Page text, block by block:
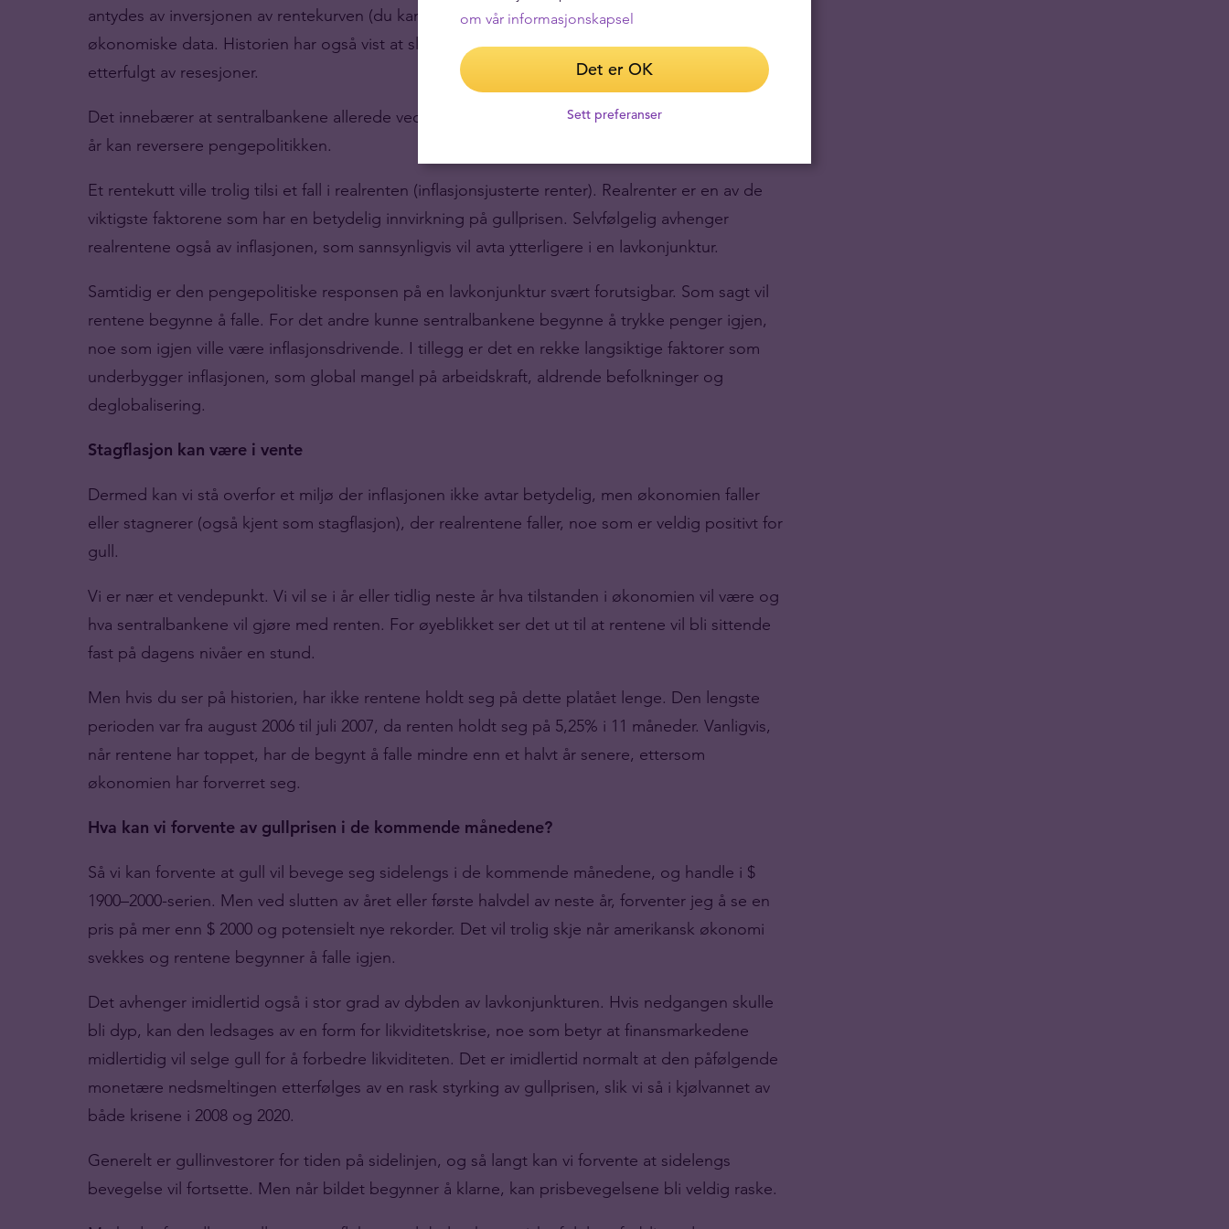
antydes av inversjonen av rentekurven (du kan lese mer om det her) og til en viss grad av
økonomiske data. Historien har også vist at slike raske rentehevinger tradisjonelt har blitt
etterfulgt av resesjoner.
Det innebærer at sentralbankene allerede ved utgangen av dette året eller i første halvår neste
år kan reversere pengepolitikken.
Et rentekutt ville trolig tilsi et fall i realrenten (inflasjonsjusterte renter). Realrenter er en av de
viktigste faktorene som har en betydelig innvirkning på gullprisen. Selvfølgelig avhenger
realrentene også av inflasjonen, som sannsynligvis vil avta ytterligere i en lavkonjunktur.
Samtidig er den pengepolitiske responsen på en lavkonjunktur svært forutsigbar. Som sagt vil
rentene begynne å falle. For det andre kunne sentralbankene begynne å trykke penger igjen,
noe som igjen ville være inflasjonsdrivende. I tillegg er det en rekke langsiktige faktorer som
underbygger inflasjonen, som global mangel på arbeidskraft, aldrende befolkninger og
deglobalisering.
Stagflasjon kan være i vente
Dermed kan vi stå overfor et miljø der inflasjonen ikke avtar betydelig, men økonomien faller
eller stagnerer (også kjent som stagflasjon), der realrentene faller, noe som er veldig positivt for
gull.
Vi er nær et vendepunkt. Vi vil se i år eller tidlig neste år hva tilstanden i økonomien vil være og
hva sentralbankene vil gjøre med renten. For øyeblikket ser det ut til at rentene vil bli sittende
fast på dagens nivåer en stund.
Men hvis du ser på historien, har ikke rentene holdt seg på dette platået lenge. Den lengste
perioden var fra august 2006 til juli 2007, da renten holdt seg på 5,25% i 11 måneder. Vanligvis,
når rentene har toppet, har de begynt å falle mindre enn et halvt år senere, ettersom
økonomien har forverret seg.
Hva kan vi forvente av gullprisen i de kommende månedene?
Så vi kan forvente at gull vil bevege seg sidelengs i de kommende månedene, og handle i $
1900–2000-serien. Men ved slutten av året eller første halvdel av neste år, forventer jeg å se en
pris på mer enn $ 2000 og potensielt nye rekorder. Det vil trolig skje når amerikansk økonomi
svekkes og rentene begynner å falle igjen.
Det avhenger imidlertid også i stor grad av dybden av lavkonjunkturen. Hvis nedgangen skulle
bli dyp, kan den ledsages av en form for likviditetskrise, noe som betyr at finansmarkedene
midlertidig vil selge gull for å forbedre likviditeten. Det er imidlertid normalt at den påfølgende
monetære nedsmeltingen etterfølges av en rask styrking av gullprisen, slik vi så i kjølvannet av
både krisene i 2008 og 2020.
Generelt er gullinvestorer for tiden på sidelinjen, og så langt kan vi forvente at sidelengs
bevegelse vil fortsette. Men når bildet begynner å klarne, kan prisbevegelsene bli veldig raske.
om vår informasjonskapsel
Det er OK
Sett preferanser